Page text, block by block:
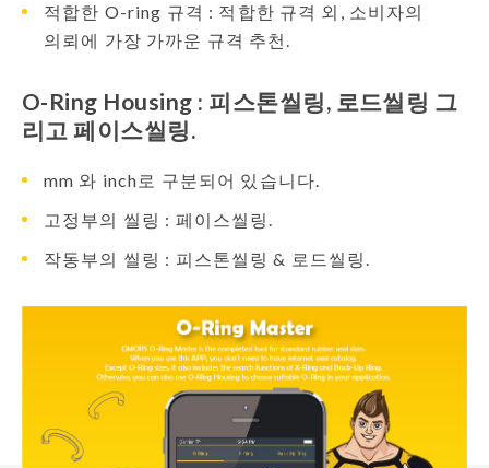
적합한 O-ring 규격 : 적합한 규격 외, 소비자의
의뢰에 가장 가까운 규격 추천.
O-Ring Housing : 피스톤씰링, 로드씰링 그
리고 페이스씰링.
mm 와 inch로 구분되어 있습니다.
고정부의 씰링 : 페이스씰링.
작동부의 씰링 : 피스톤씰링 & 로드씰링.